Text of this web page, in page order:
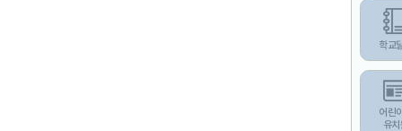
학교
어린
유